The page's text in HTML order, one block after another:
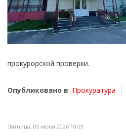
прокурорской проверки.
Опубликовано в Прокуратура
Пятница, 05 июня 2026 10:09